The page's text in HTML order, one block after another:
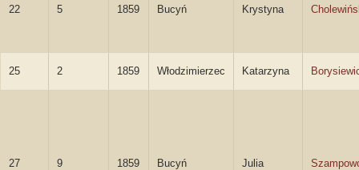
22 5 1859 Bucyń Krystyna
25 2 1859 Włodzimierzec Katarzyna
27 9 1859 Bucyń Julia